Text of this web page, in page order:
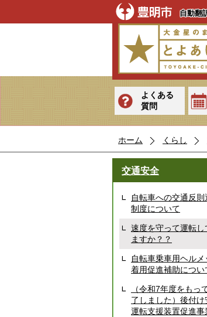
自動翻
よくある
質問
ホーム くらし
交通安全
自転車への交通反則
制度について
速度を守って運転し
ますか？？
自転車乗車用ヘルメ
着用促進補助につい
（令和7年度をもっ
了しました）後付け
運転支援装置促進事